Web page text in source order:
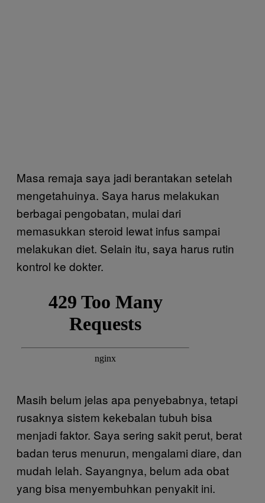
Masa remaja saya jadi berantakan setelah
mengetahuinya. Saya harus melakukan
berbagai pengobatan, mulai dari
memasukkan steroid lewat infus sampai
melakukan diet. Selain itu, saya harus rutin
kontrol ke dokter.
Masih belum jelas apa penyebabnya, tetapi
rusaknya sistem kekebalan tubuh bisa
menjadi faktor. Saya sering sakit perut, berat
badan terus menurun, mengalami diare, dan
mudah lelah. Sayangnya, belum ada obat
yang bisa menyembuhkan penyakit ini.